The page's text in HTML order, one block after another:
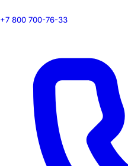
+7 800 700-76-33